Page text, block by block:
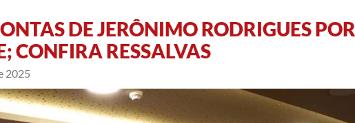
DE JERÔNIMO RODRIGUES POR
CONFIRA RESSALVAS
2025